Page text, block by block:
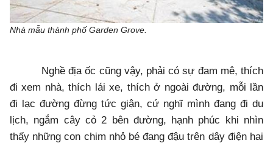
Nhà mẫu thành phố Garden Grove.
Nghề địa ốc cũng vậy, phải có sự đam mê, thích
đi xem nhà, thích lái xe, thích ở ngoài đường, mỗi lần
đi lạc đường đừng tức giận, cứ nghĩ mình đang đi du
lịch, ngắm cây cỏ 2 bên đường, hạnh phúc khi nhìn
thấy những con chim nhỏ bé đang đậu trên dây điện hai